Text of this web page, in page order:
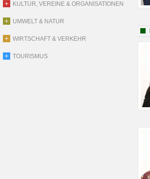
KULTUR, VEREINE & ORGANISATIONEN
UMWELT & NATUR
WIRTSCHAFT & VERKEHR
TOURISMUS